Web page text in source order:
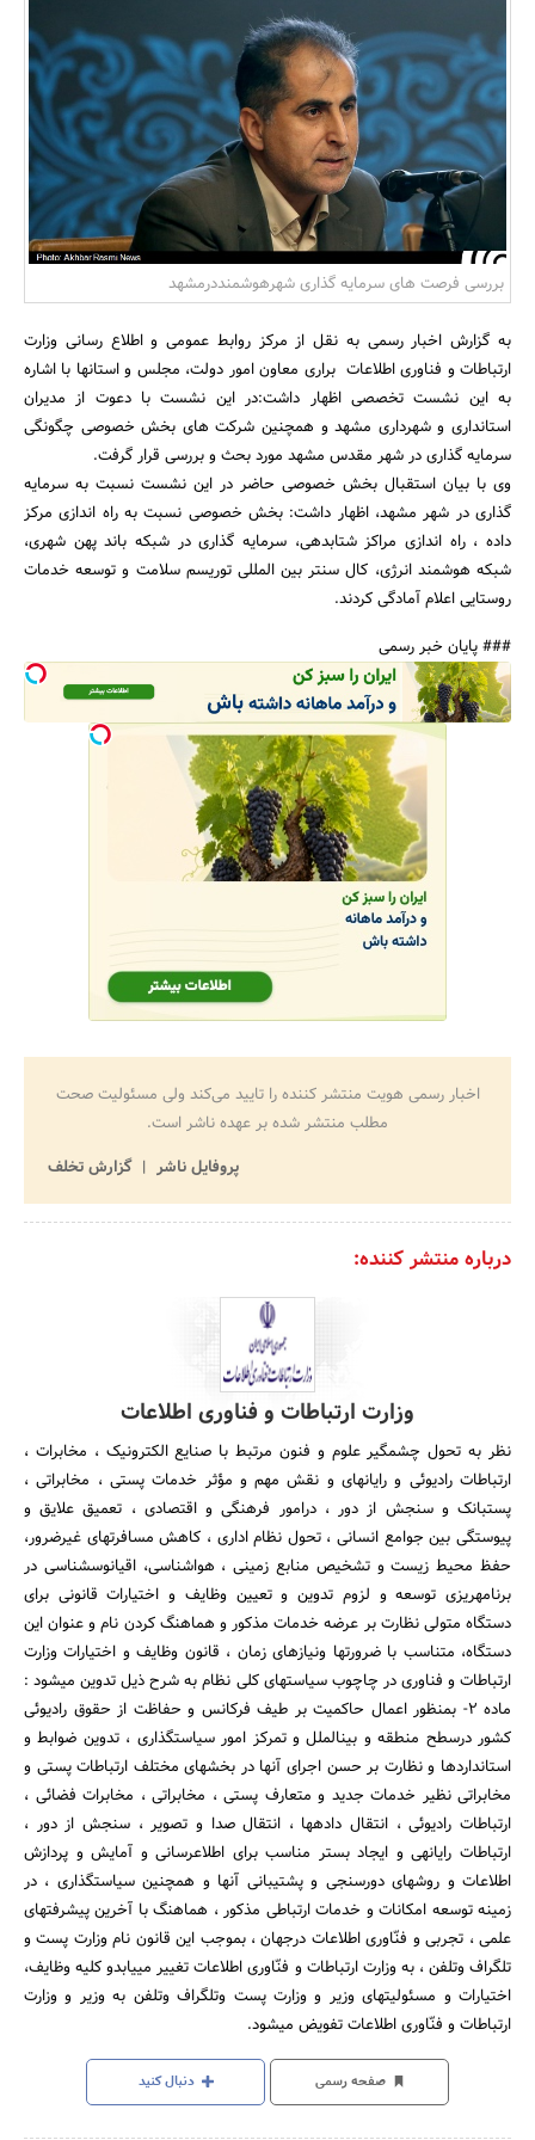
بانک، بیمه و سرمایه
مسکن و ساختمان
جستجو
بررسی فرصت های سرمایه گذاری شهرهوشمنددرمشهد
به گزارش اخبار رسمی به نقل از مرکز روابط عمومی و اطلاع رسانی وزارت
ارتباطات و فناوری اطلاعات براری معاون امور دولت، مجلس و استانها با اشاره
به این نشست تخصصی اظهار داشت:در این نشست با دعوت از مدیران
استانداری و شهرداری مشهد و همچنین شرکت های بخش خصوصی چگونگی
سرمایه گذاری در شهر مقدس مشهد مورد بحث و بررسی قرار گرفت.
وی با بیان استقبال بخش خصوصی حاضر در این نشست نسبت به سرمایه
گذاری در شهر مشهد، اظهار داشت: بخش خصوصی نسبت به راه اندازی مرکز
داده ، راه اندازی مراکز شتابدهی، سرمایه گذاری در شبکه باند پهن شهری،
شبکه هوشمند انرژی، کال سنتر بین المللی توریسم سلامت و توسعه خدمات
روستایی اعلام آمادگی کردند.
### پایان خبر رسمی
اخبار رسمی هویت منتشر کننده را تایید می‌کند ولی مسئولیت صحت
مطلب منتشر شده بر عهده ناشر است.
پروفایل ناشر
گزارش تخلف
درباره منتشر کننده:
وزارت ارتباطات و فناوری اطلاعات
نظر به تحول چشمگیر علوم و فنون مرتبط با صنایع الکترونیک ، مخابرات ،
ارتباطات رادیوئی و رایانه‎ای و نقش مهم و مؤثر خدمات پستی ، مخابراتی ،
پست‎بانک و سنجش از دور ، درامور فرهنگی و اقتصادی ، تعمیق علایق و
پیوستگی بین جوامع انسانی ، تحول نظام اداری ، کاهش مسافرتهای غیرضرور،
حفظ محیط زیست و تشخیص منابع زمینی ، هواشناسی، اقیانوس‎شناسی در
برنامه‎ریزی توسعه و لزوم تدوین و تعیین وظایف و اختیارات قانونی برای
دستگاه متولی نظارت بر عرضه خدمات مذکور و هماهنگ کردن نام و عنوان این
دستگاه، متناسب با ضرورتها ونیازهای زمان ، قانون وظایف و اختیارات وزارت
ارتباطات و فناوری در چاچوب سیاستهای کلی نظام به شرح ذیل تدوین می‎شود :
ماده 2- بمنظور اعمال حاکمیت بر طیف فرکانس و حفاظت از حقوق رادیوئی
کشور درسطح منطقه و بین‎الملل و تمرکز امور سیاستگذاری ، تدوین ضوابط و
استانداردها و نظارت بر حسن اجرای آنها در بخشهای مختلف ارتباطات پستی و
مخابراتی نظیر خدمات جدید و متعارف پستی ، مخابراتی ، مخابرات فضائی ،
ارتباطات رادیوئی ، انتقال داده‎ها ، انتقال صدا و تصویر ، سنجش از دور ،
ارتباطات رایانه‎ی و ایجاد بستر مناسب برای اطلاع‎رسانی و آمایش و پردازش
اطلاعات و روشهای دورسنجی و پشتیبانی آنها و همچنین سیاستگذاری ، در
زمینه توسعه امکانات و خدمات ارتباطی مذکور ، هماهنگ با آخرین پیشرفتهای
علمی ، تجربی و فنّاوری اطلاعات درجهان ، بموجب این قانون نام وزارت پست و
تلگراف وتلفن ، به وزارت ارتباطات و فنّاوری اطلاعات تغییر می‎یابدو کلیه وظایف،
اختیارات و مسئولیتهای وزیر و وزارت پست وتلگراف وتلفن به وزیر و وزارت
ارتباطات و فنّاوری اطلاعات تفویض می‎شود.
صفحه رسمی دنبال کنید